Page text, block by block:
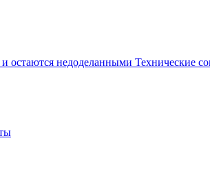
остаются недоделанными Технические